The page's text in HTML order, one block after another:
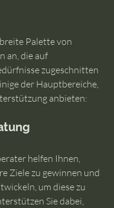
Palette von
an, die auf
zugeschnitten
der Hauptbereiche,
anbieten:
helfen Ihnen,
Ziele zu gewinnen und
um diese zu
Sie dabei,